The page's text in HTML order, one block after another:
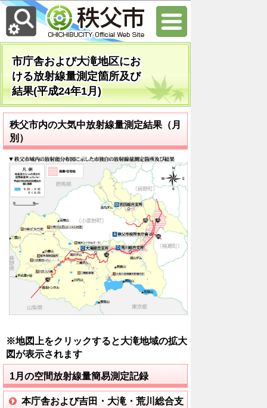
市庁舎および大滝地区にお
ける放射線量測定箇所及び
結果(平成24年1月)
秩父市内の大気中放射線量測定結果（月
別）
※地図上をクリックすると大滝地域の拡大
図が表示されます
1月の空間放射線量簡易測定記録
本庁舎および吉田・大滝・荒川総合支